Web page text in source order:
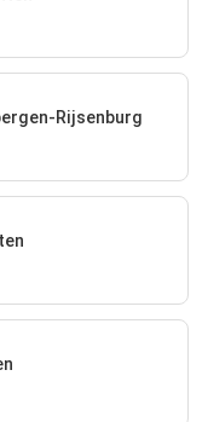
Rijsenburg